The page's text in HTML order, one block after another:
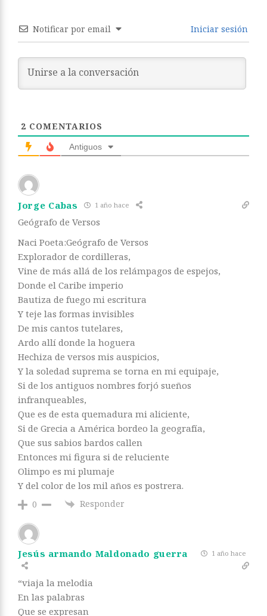
Notificar por email Iniciar sesión
2 COMENTARIOS
Antiguos
Jorge Cabas 1 año hace
Geógrafo de Versos
Naci Poeta:Geógrafo de Versos
Explorador de cordilleras,
Vine de más allá de los relámpagos de espejos,
Donde el Caribe imperio
Bautiza de fuego mi escritura
Y teje las formas invisibles
De mis cantos tutelares,
Ardo allí donde la hoguera
Hechiza de versos mis auspicios,
Y la soledad suprema se torna en mi equipaje,
Si de los antiguos nombres forjó sueños
infranqueables,
Que es de esta quemadura mi aliciente,
Si de Grecia a América bordeo la geografía,
Que sus sabios bardos callen
Entonces mi figura si de reluciente
Olimpo es mi plumaje
Y del color de los mil años es postrera.
0 Responder
Jesús armando Maldonado guerra 1 año hace
“viaja la melodia
En las palabras
Que se expresan